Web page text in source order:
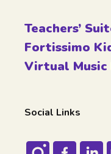
Teachers’
Fortissimo
Virtual Music
Social Links